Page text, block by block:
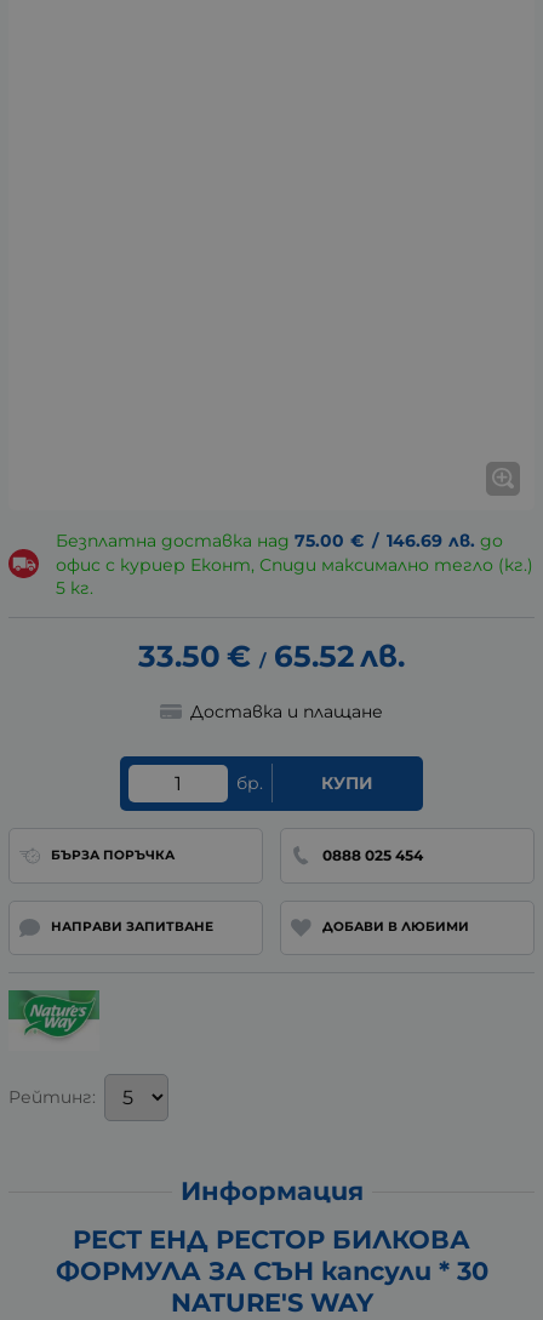
Безплатна доставка над 75.00 € / 146.69 лв. до
офис с куриер Еконт, Спиди максимално тегло (кг.)
5 кг.
33.50 € / 65.52лв.
Доставка и плащане
бр. КУПИ
БЪРЗА ПОРЪЧКА 0888 025 454
НАПРАВИ ЗАПИТВАНЕ ДОБАВИ В ЛЮБИМИ
Рейтинг:
Информация
РЕСТ ЕНД РЕСТОР БИЛКОВА
ФОРМУЛА ЗА СЪН капсули * 30
NATURE'S WAY